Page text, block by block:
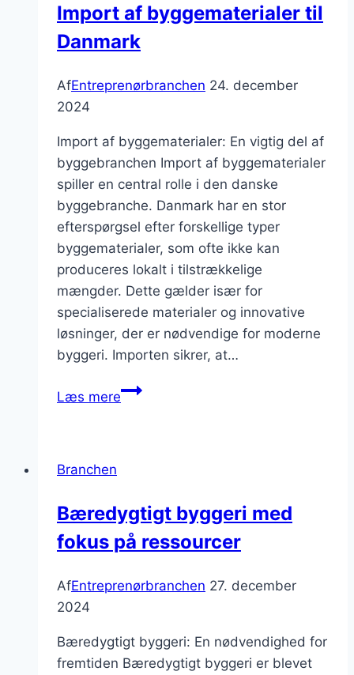
Import af byggematerialer til
Danmark
AfEntreprenørbranchen 24. december
2024
Import af byggematerialer: En vigtig del af
byggebranchen Import af byggematerialer
spiller en central rolle i den danske
byggebranche. Danmark har en stor
efterspørgsel efter forskellige typer
byggematerialer, som ofte ikke kan
produceres lokalt i tilstrækkelige
mængder. Dette gælder især for
specialiserede materialer og innovative
løsninger, der er nødvendige for moderne
byggeri. Importen sikrer, at…
Læs mereImport
Branchen
Bæredygtigt byggeri med
fokus på ressourcer
AfEntreprenørbranchen 27. december
2024
Bæredygtigt byggeri: En nødvendighed for
fremtiden Bæredygtigt byggeri er blevet